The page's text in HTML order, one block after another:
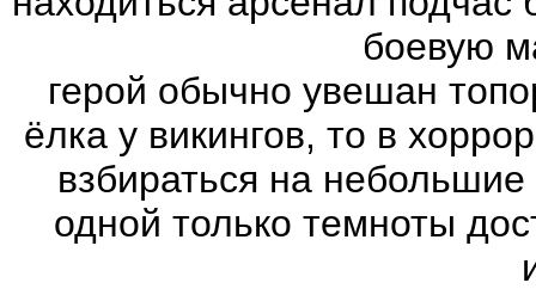
боевую
герой обычно увешан
ёлка у викингов, то в
взбираться на
одной только темноты